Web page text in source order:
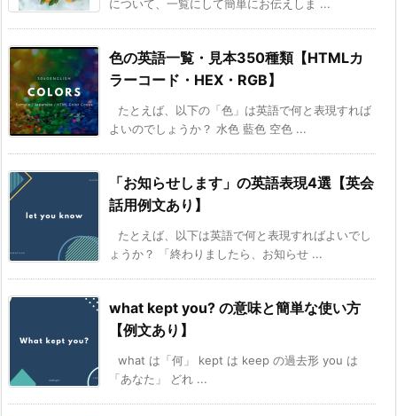
について、一覧にして簡単にお伝えしま ...
色の英語一覧・見本350種類【HTMLカ
ラーコード・HEX・RGB】
たとえば、以下の「色」は英語で何と表現すれば
よいのでしょうか？ 水色 藍色 空色 ...
「お知らせします」の英語表現4選【英会
話用例文あり】
たとえば、以下は英語で何と表現すればよいでし
ょうか？ 「終わりましたら、お知らせ ...
what kept you? の意味と簡単な使い方
【例文あり】
what は「何」 kept は keep の過去形 you は
「あなた」 どれ ...